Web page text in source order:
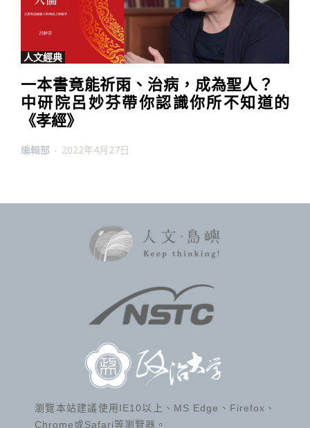
人文經典
一本書竟能祈雨、治病，成為聖人？
中研院呂妙芬帶你認識你所不知道的
《孝經》
編輯部 - 2022年4月27日
瀏覽本站建議使用IE10以上、MS Edge、Firefox、
Chrome或Safari等瀏覽器。